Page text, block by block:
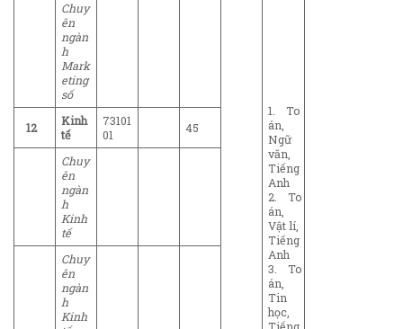
1. To
án,
Ngữ
văn,
Tiếng
Anh
2. To
án,
Vật lí,
Tiếng
Anh
3. To
án,
Tin
học,
Chuy
ên
ngàn
h
Mark
eting
số
12
Kinh
tế
73101
01
45
Chuy
ên
ngàn
h
Kinh
tế
Chuy
ên
ngàn
h
Kinh